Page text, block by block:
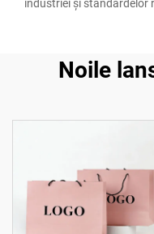
industriei și standardelor
Noile